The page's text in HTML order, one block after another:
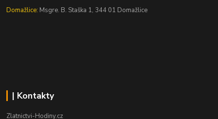
Domažlice: Msgre. B. Staška 1, 344 01 Domažlice
| Kontakty
Zlatnictvi-Hodiny.cz